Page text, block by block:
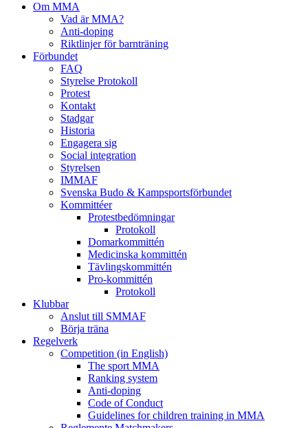
Om MMA
Vad är MMA?
Anti-doping
Riktlinjer för barnträning
Förbundet
FAQ
Styrelse Protokoll
Protest
Kontakt
Stadgar
Historia
Engagera sig
Social integration
Styrelsen
IMMAF
Svenska Budo & Kampsportsförbundet
Kommittéer
Protestbedömningar
Protokoll
Domarkommittén
Medicinska kommittén
Tävlingskommittén
Pro-kommittén
Protokoll
Klubbar
Anslut till SMMAF
Börja träna
Regelverk
Competition (in English)
The sport MMA
Ranking system
Anti-doping
Code of Conduct
Guidelines for children training in MMA